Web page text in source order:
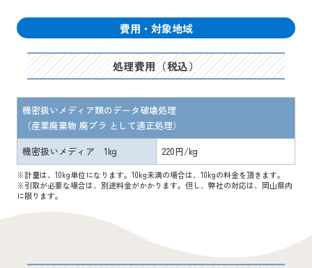
Contact お問い合わせ
Koshihiroba 古紙広場
プライバシーポリシー
費用・対象地域
処理費用（税込）
機密扱いメディア類のデータ破壊処理
（産業廃棄物 廃プラ として適正処理）
機密扱いメディア 1kg
220円/kg
※計量は、10kg単位になります。10kg未満の場合は、10kgの料金を頂きます。
※引取が必要な場合は、別途料金がかかります。但し、弊社の対応は、岡山県内
に限ります。